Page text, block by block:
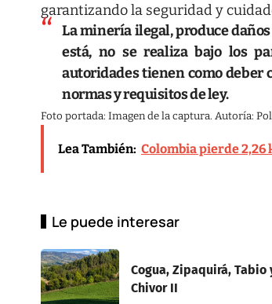
garantizando la seguridad y
La minería ilegal, produce
está, no se realiza bajo los
autoridades tienen como deber
normas y requisitos de ley.
Foto portada: Imagen de la captura. Autoría:
Lea También: Colombia pierde 2,26
Le puede interesar
Cogua, Zipaquirá,
Chivor II